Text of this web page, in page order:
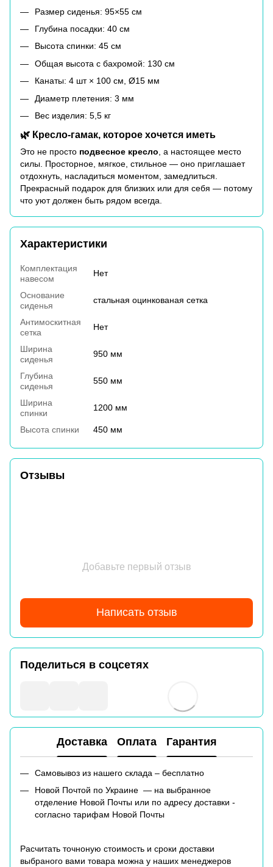
Размер сиденья: 95×55 см
Глубина посадки: 40 см
Высота спинки: 45 см
Общая высота с бахромой: 130 см
Канаты: 4 шт × 100 см, Ø15 мм
Диаметр плетения: 3 мм
Вес изделия: 5,5 кг
🌿 Кресло-гамак, которое хочется иметь
Это не просто подвесное кресло , а настоящее место
силы. Просторное, мягкое, стильное — оно приглашает
отдохнуть, насладиться моментом, замедлиться.
Прекрасный подарок для близких или для себя — потому
что уют должен быть рядом всегда.
Характеристики
Комплектация
навесом
Нет
Основание
сиденья
стальная оцинкованая сетка
Антимоскитная
сетка
Нет
Ширина
сиденья
950 мм
Глубина
сиденья
550 мм
Ширина
спинки
1200 мм
Высота спинки 450 мм
Отзывы
Добавьте первый отзыв
Написать отзыв
Поделиться в соцсетях
Доставка Оплата Гарантия
Самовывоз из нашего склада – бесплатно
Новой Почтой по Украине — на выбранное
отделение Новой Почты или по адресу доставки -
согласно тарифам Новой Почты
Расчитать точноную стоимость и сроки доставки
выбраного вами товара можна у наших менеджеров